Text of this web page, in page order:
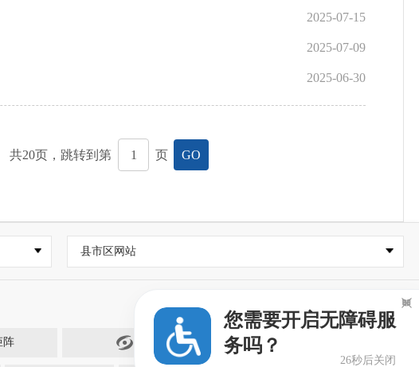
2025-07-15
2025-07-09
2025-06-30
共20页，跳转到第 页 GO
县市区网站
阵 闽政通
您需要开启无障碍服
务吗？
26秒后关闭
